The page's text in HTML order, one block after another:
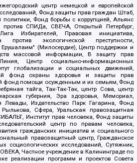
центр немецкой и европейской
Фонд защиты прав граждан Штаб,
политики, Фонд борьбы с коррупцией, Альянс
СПИДа, СВЕЧА, Открытый Петербург,
Избирателей, Правовая инициатива,
против экологической преступности,
(Милосердие), Центр поддержки и
массовой информации, В защиту прав
Центр социально-информационных
глобализации и социальных движений,
фонд охраны здоровья и защиты прав
фонд помощи осужденным и их семьям, Фонд
тайга, Так-Так-Так, центр Сова, центр
губерния, Эра здоровья, Мемориал,
Левады, Издательство Парк Гагарина, Фонд
Сфера, Уральская правозащитная
Институт прав человека, Фонд защиты
центр по правам человека,
гражданских инициатив и социального
правозащитный центр, Гражданское
социологических исследований, Сутяжник,
Частное учреждение в Калининграде по
реализации программ и проектов Совета